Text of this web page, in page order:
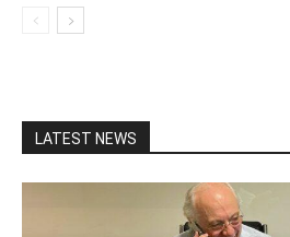
LATEST NEWS